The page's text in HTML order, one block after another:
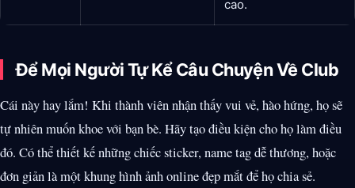
cao.
Để Mọi Người Tự Kể Câu Chuyện Về Club
Cái này hay lắm! Khi thành viên nhận thấy vui vẻ, hào hứng, họ sẽ
tự nhiên muốn khoe với bạn bè. Hãy tạo điều kiện cho họ làm điều
đó. Có thể thiết kế những chiếc sticker, name tag dễ thương, hoặc
đơn giản là một khung hình ảnh online đẹp mắt để họ chia sẻ.